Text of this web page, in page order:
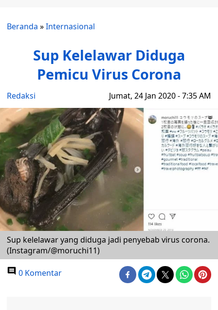
Beranda »Internasional
Sup Kelelawar Diduga
Pemicu Virus Corona
Redaksi Jumat, 24 Jan 2020 - 7:35 AM
Sup kelelawar yang diduga jadi penyebab virus corona.
(Instagram/@moruchi11)
0 Komentar